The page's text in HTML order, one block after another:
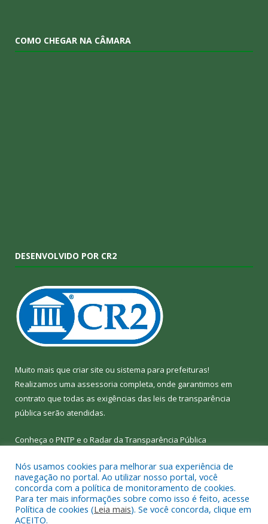
COMO CHEGAR NA CÂMARA
DESENVOLVIDO POR CR2
Muito mais que criar site ou sistema para prefeituras!
Realizamos uma assessoria completa, onde garantimos em
contrato que todas as exigências das leis de transparência
pública serão atendidas.
Conheça o PNTP e o Radar da Transparência Pública
Todos os direitos reservados a Câmara Municipal de Bom Jesus
do Tocantins.
Nós usamos cookies para melhorar sua experiência de
navegação no portal. Ao utilizar nosso portal, você
concorda com a política de monitoramento de cookies.
Para ter mais informações sobre como isso é feito, acesse
Política de cookies (Leia mais). Se você concorda, clique em
ACEITO.